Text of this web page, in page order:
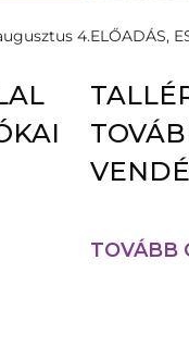
4.ELŐADÁS,
TOVÁBB